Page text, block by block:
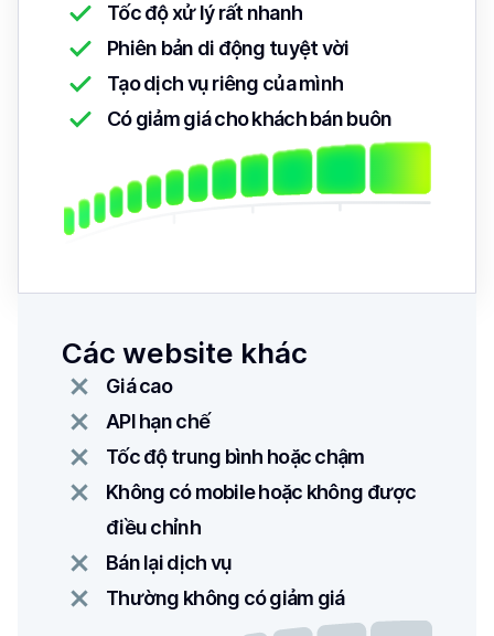
Tốc độ xử lý rất nhanh
Phiên bản di động tuyệt vời
Tạo dịch vụ riêng của mình
Có giảm giá cho khách bán buôn
Các website khác
Giá cao
API hạn chế
Tốc độ trung bình hoặc chậm
Không có mobile hoặc không được
điều chỉnh
Bán lại dịch vụ
Thường không có giảm giá